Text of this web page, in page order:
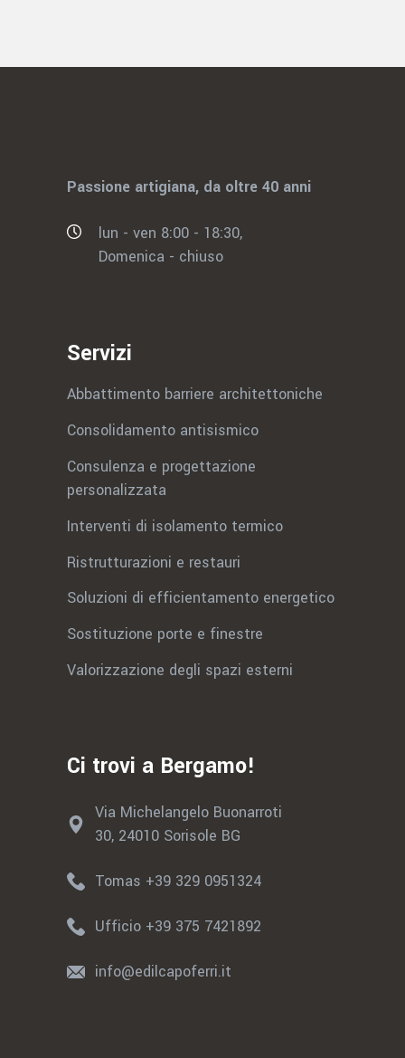
Passione artigiana, da oltre 40 anni
lun - ven 8:00 - 18:30,
Domenica - chiuso
Servizi
Abbattimento barriere architettoniche
Consolidamento antisismico
Consulenza e progettazione
personalizzata
Interventi di isolamento termico
Ristrutturazioni e restauri
Soluzioni di efficientamento energetico
Sostituzione porte e finestre
Valorizzazione degli spazi esterni
Ci trovi a Bergamo!
Via Michelangelo Buonarroti
30, 24010 Sorisole BG
Tomas +39 329 0951324
Ufficio +39 375 7421892
info@edilcapoferri.it